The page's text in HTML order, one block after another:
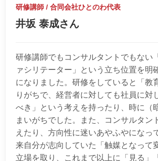
研修講師 / 合同会社ひとのわ代表
井坂 泰成さん
研修講師でもコンサルタントでもない
ァシリテーター」という立ち位置を明
になりました。研修をしていると「教
りがちで、経営者に対しても社員に対
べき」という考えを持ったり、時に（
まいがちでした。また、コンサルタン
えたり、方向性に迷いあやふやになっ
来自分が志向していた「触媒となって
立場を取り、これまで以上に「見る」